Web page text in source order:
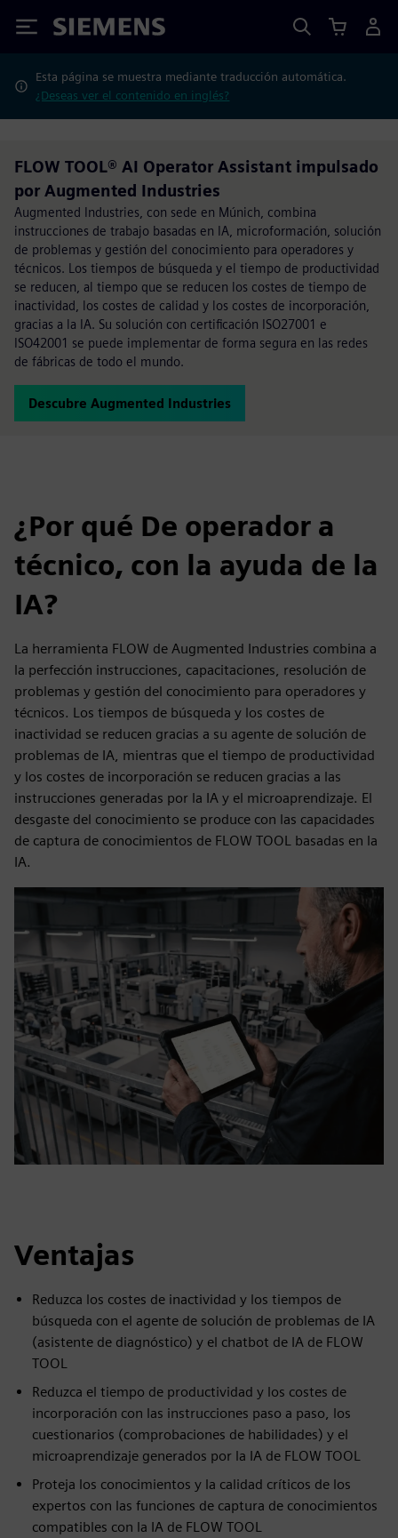
Siemens
Esta página se muestra mediante traducción automática.
¿Deseas ver el contenido en inglés?
FLOW TOOL® AI Operator Assistant impulsado
por Augmented Industries
Augmented Industries, con sede en Múnich, combina
instrucciones de trabajo basadas en IA, microformación, solución
de problemas y gestión del conocimiento para operadores y
técnicos. Los tiempos de búsqueda y el tiempo de productividad
se reducen, al tiempo que se reducen los costes de tiempo de
inactividad, los costes de calidad y los costes de incorporación,
gracias a la IA. Su solución con certificación ISO27001 e
ISO42001 se puede implementar de forma segura en las redes
de fábricas de todo el mundo.
Descubre Augmented Industries
¿Por qué De operador a
técnico, con la ayuda de la
IA?
La herramienta FLOW de Augmented Industries combina a
la perfección instrucciones, capacitaciones, resolución de
problemas y gestión del conocimiento para operadores y
técnicos. Los tiempos de búsqueda y los costes de
inactividad se reducen gracias a su agente de solución de
problemas de IA, mientras que el tiempo de productividad
y los costes de incorporación se reducen gracias a las
instrucciones generadas por la IA y el microaprendizaje. El
desgaste del conocimiento se produce con las capacidades
de captura de conocimientos de FLOW TOOL basadas en la
IA.
Ventajas
Reduzca los costes de inactividad y los tiempos de
búsqueda con el agente de solución de problemas de IA
(asistente de diagnóstico) y el chatbot de IA de FLOW
TOOL
Reduzca el tiempo de productividad y los costes de
incorporación con las instrucciones paso a paso, los
cuestionarios (comprobaciones de habilidades) y el
microaprendizaje generados por la IA de FLOW TOOL
Proteja los conocimientos y la calidad críticos de los
expertos con las funciones de captura de conocimientos
compatibles con la IA de FLOW TOOL